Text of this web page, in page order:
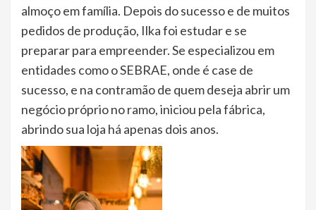
almoço em família. Depois do sucesso e de muitos
pedidos de produção, Ilka foi estudar e se
preparar para empreender. Se especializou em
entidades como o SEBRAE, onde é case de
sucesso, e na contramão de quem deseja abrir um
negócio próprio no ramo, iniciou pela fábrica,
abrindo sua loja há apenas dois anos.